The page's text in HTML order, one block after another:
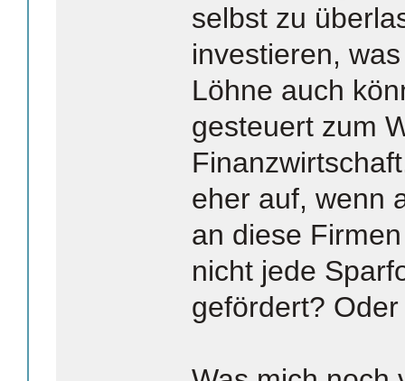
selbst zu
investieren,
Löhne auch
gesteuert zum
eher auf, wenn
an diese
nicht jede
gefördert?